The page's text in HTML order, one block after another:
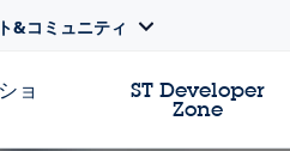
&コミュニティ
ョ ST Developer
Zone